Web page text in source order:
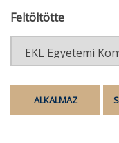
Feltöltötte